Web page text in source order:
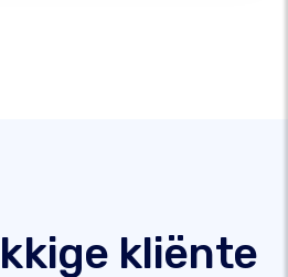
kliënte